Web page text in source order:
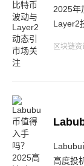
2025年
Layer2
区块链资
高度投